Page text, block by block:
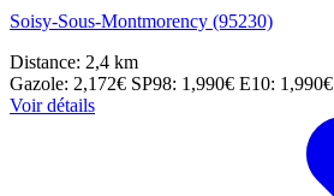
Soisy-Sous-Montmorency (95230)
Distance: 2,4 km
Gazole: 2,172€ SP98: 1,990€ E10: 1,990€
Voir détails